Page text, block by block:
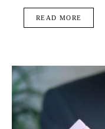
READ MORE